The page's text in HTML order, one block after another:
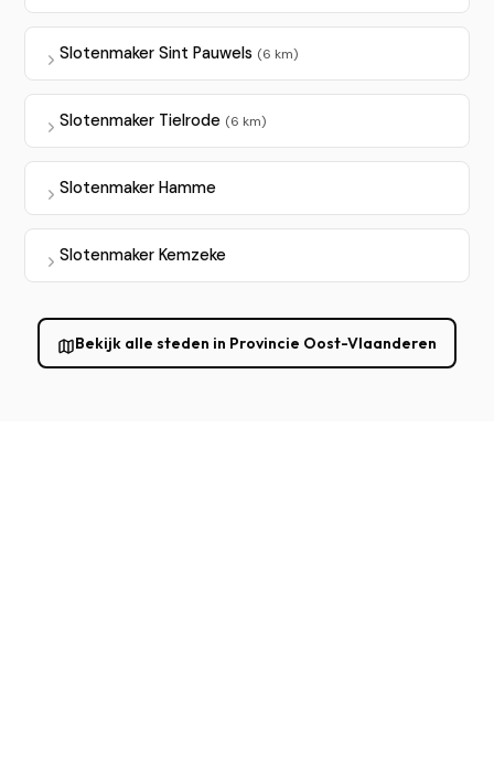
Slotenmaker Sint Pauwels (6 km)
Slotenmaker Tielrode (6 km)
Slotenmaker Hamme
Slotenmaker Kemzeke
Bekijk alle steden in Provincie Oost-Vlaanderen